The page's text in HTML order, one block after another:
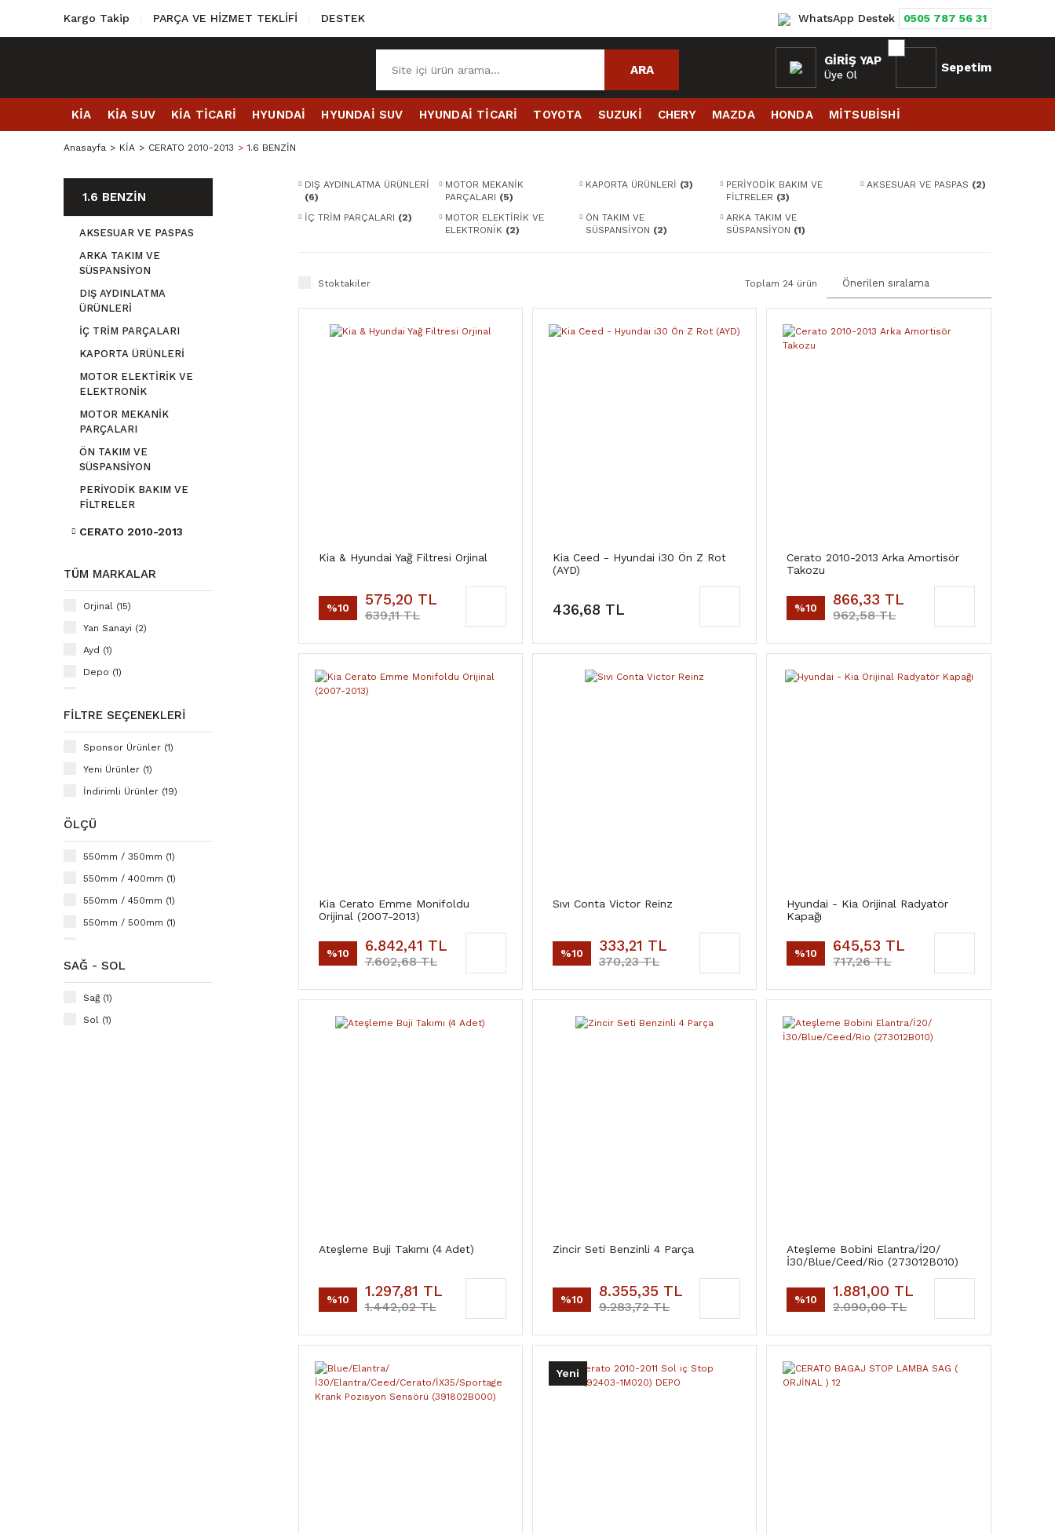
Kargo Takip PARÇA VE HİZMET TEKLİFİ DESTEK WhatsApp Destek 0505 787 56 31
ARA
GIRIŞ YAP
Üye Ol
Sepetim
KİA KİA SUV KİA TİCARİ HYUNDAİ HYUNDAİ SUV HYUNDAİ TİCARİ TOYOTA SUZUKİ CHERY MAZDA HONDA MİTSUBİSHİ
Anasayfa KİA CERATO 2010-2013 1.6 BENZİN
1.6 BENZİN
AKSESUAR VE PASPAS
ARKA TAKIM VE
SÜSPANSİYON
DIŞ AYDINLATMA
ÜRÜNLERİ
İÇ TRİM PARÇALARI
KAPORTA ÜRÜNLERİ
MOTOR ELEKTİRİK VE
ELEKTRONİK
MOTOR MEKANİK
PARÇALARI
ÖN TAKIM VE
SÜSPANSİYON
PERİYODİK BAKIM VE
FİLTRELER
CERATO 2010-2013
TÜM MARKALAR
Orjinal (15)
Yan Sanayi (2)
Ayd (1)
Depo (1)
RİZLİNE (1)
FILTRE SEÇENEKLERI
Sponsor Ürünler (1)
Yeni Ürünler (1)
İndirimli Ürünler (19)
ÖLÇÜ
550mm / 350mm (1)
550mm / 400mm (1)
550mm / 450mm (1)
550mm / 500mm (1)
600mm / 350mm (1)
SAĞ - SOL
Sağ (1)
Sol (1)
DIŞ AYDINLATMA ÜRÜNLERİ
(6)
MOTOR MEKANİK
PARÇALARI (5)
KAPORTA ÜRÜNLERİ (3)
PERİYODİK BAKIM VE
FİLTRELER (3)
AKSESUAR VE PASPAS (2)
İÇ TRİM PARÇALARI (2)
MOTOR ELEKTİRİK VE
ELEKTRONİK (2)
ÖN TAKIM VE
SÜSPANSİYON (2)
ARKA TAKIM VE
SÜSPANSİYON (1)
Stoktakiler Toplam 24 ürün
Kia & Hyundai Yağ Filtresi Orjinal
%10 575,20 TL
639,11 TL
Kia Ceed - Hyundai i30 Ön Z Rot
(AYD)
436,68 TL
Cerato 2010-2013 Arka Amortisör
Takozu
%10 866,33 TL
962,58 TL
Kia Cerato Emme Monifoldu
Orijinal (2007-2013)
%10 6.842,41 TL
7.602,68 TL
Sıvı Conta Victor Reinz
%10 333,21 TL
370,23 TL
Hyundai - Kia Orijinal Radyatör
Kapağı
%10 645,53 TL
717,26 TL
Ateşleme Buji Takımı (4 Adet)
%10 1.297,81 TL
1.442,02 TL
Zincir Seti Benzinli 4 Parça
%10 8.355,35 TL
9.283,72 TL
Ateşleme Bobini Elantra/İ20/
İ30/Blue/Ceed/Rio (273012B010)
%10 1.881,00 TL
2.090,00 TL
Yeni